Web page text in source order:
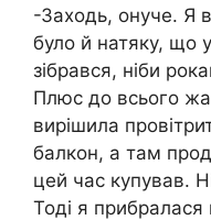
-Заходь, онуче. Я
було й натяку, що
зібрався, ніби
Плюс до всього
вирішила
балкон, а там
цей час купував.
Тоді я